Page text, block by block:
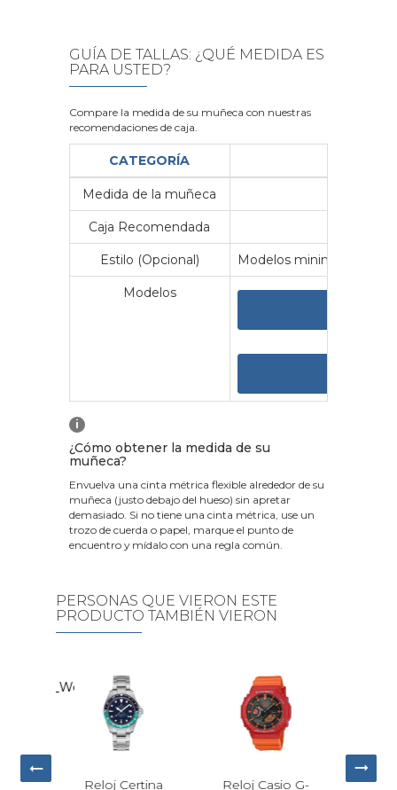
GUÍA DE TALLAS: ¿QUÉ MEDIDA ES
PARA USTED?
Compare la medida de su muñeca con nuestras
recomendaciones de caja.
CATEGORÍA
Medida de la muñeca
Caja Recomendada
Estilo (Opcional) Modelos minimalistas y
Modelos
i
¿Cómo obtener la medida de su
muñeca?
Envuelva una cinta métrica flexible alrededor de su
muñeca (justo debajo del hueso) sin apretar
demasiado. Si no tiene una cinta métrica, use un
trozo de cuerda o papel, marque el punto de
encuentro y mídalo con una regla común.
PERSONAS QUE VIERON ESTE
PRODUCTO TAMBIÉN VIERON
Reloj Casio G-
Reloj Tissot PR